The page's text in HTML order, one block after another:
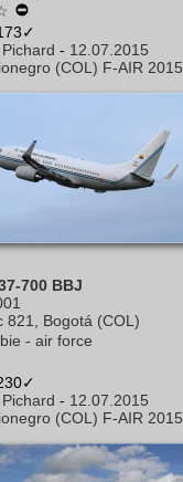
- 12.07.2015
(COL) F-AIR 2015
700 BBJ
821, Bogotá (COL)
- air force
- 12.07.2015
(COL) F-AIR 2015